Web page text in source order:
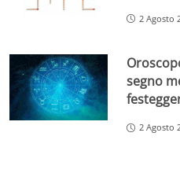
2 Agosto
segno
2 Agosto